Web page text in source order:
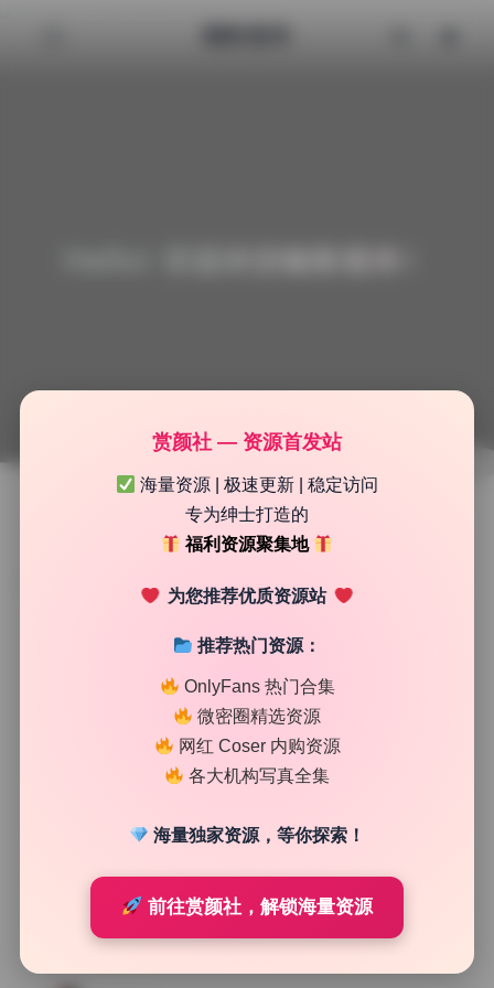
白小蝶 写真合集12套 无水印精选 持续更新
赏颜社 — 资源首发站
海量资源 | 极速更新 | 稳定访问
专为绅士打造的
福利资源聚集地
为您推荐优质资源站
推荐热门资源：
OnlyFans 热门合集
微密圈精选资源
网红 Coser 内购资源
各大机构写真全集
海量独家资源，等你探索！
前往赏颜社，解锁海量资源